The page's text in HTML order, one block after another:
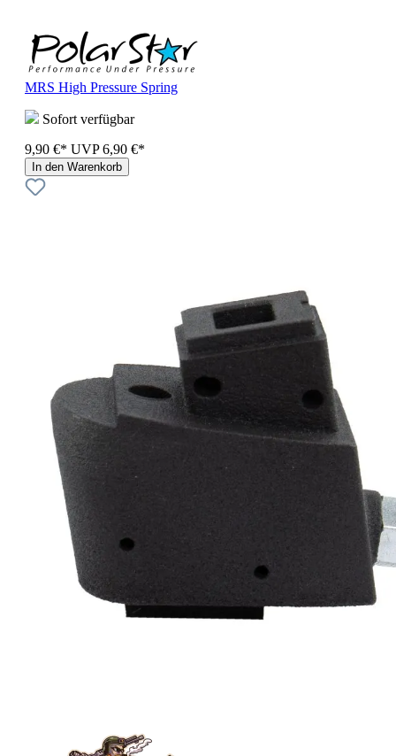
MRS High Pressure Spring
Sofort verfügbar
9,90 €* UVP 6,90 €*
In den Warenkorb